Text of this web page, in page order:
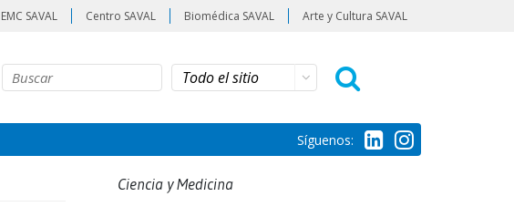
EMC SAVAL Centro SAVAL Biomédica SAVAL Arte y Cultura SAVAL
Síguenos:
Ciencia y Medicina